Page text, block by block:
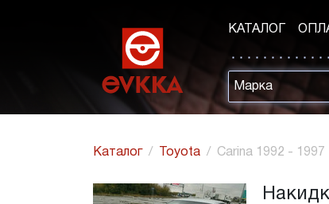
КАТАЛОГ
Каталог Toyota Carina 1992 - 1997